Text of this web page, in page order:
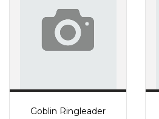
Goblin Ringleader